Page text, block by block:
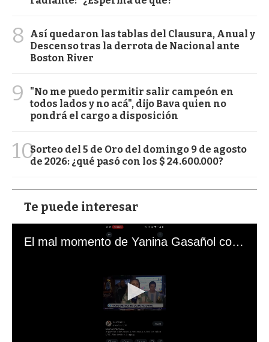
8
Así quedaron las tablas del Clausura, Anual y
Descenso tras la derrota de Nacional ante
Boston River
9
"No me puedo permitir salir campeón en
todos lados y no acá", dijo Bava quien no
pondrá el cargo a disposición
10Sorteo del 5 de Oro del domingo 9 de agosto
de 2026: ¿qué pasó con los $ 24.600.000?
Te puede interesar
El mal momento de Yanina Gasañol con un hincha argentino en "Subrayado"